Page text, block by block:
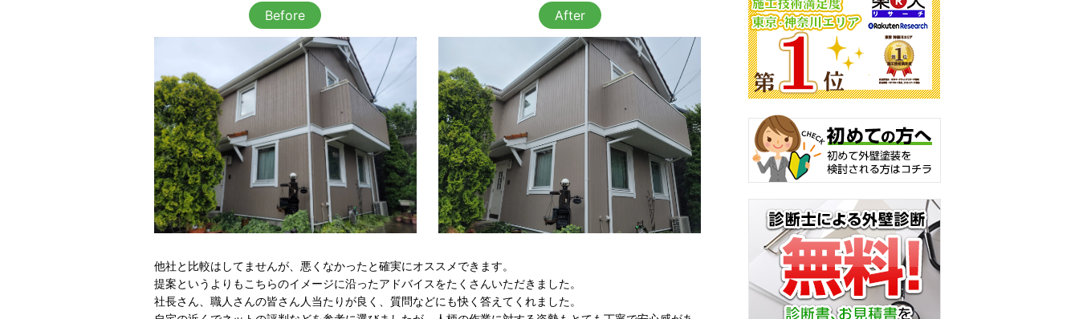
Before After
他社と比較はしてませんが、悪くなかったと確実にオススメできます。
提案というよりもこちらのイメージに沿ったアドバイスをたくさんいただきました。
社長さん、職人さんの皆さん人当たりが良く、質問などにも快く答えてくれました。